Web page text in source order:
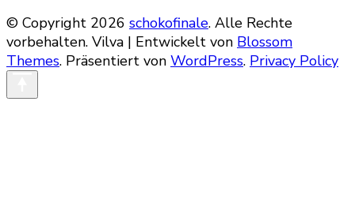
© Copyright 2026 schokofinale. Alle Rechte
vorbehalten. Vilva | Entwickelt von Blossom
Themes. Präsentiert von WordPress. Privacy Policy